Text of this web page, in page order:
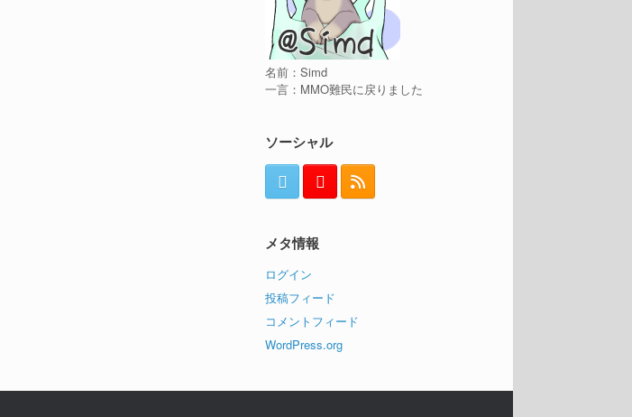
名前：Simd
一言：MMO難民に戻りました
ソーシャル
メタ情報
ログイン
投稿フィード
コメントフィード
WordPress.org